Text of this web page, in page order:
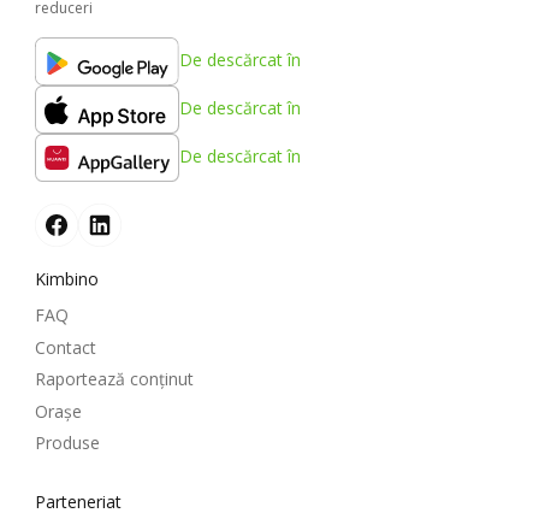
reduceri
De descărcat în
De descărcat în
De descărcat în
Kimbino
FAQ
Contact
Raportează conținut
Oraşe
Produse
Parteneriat